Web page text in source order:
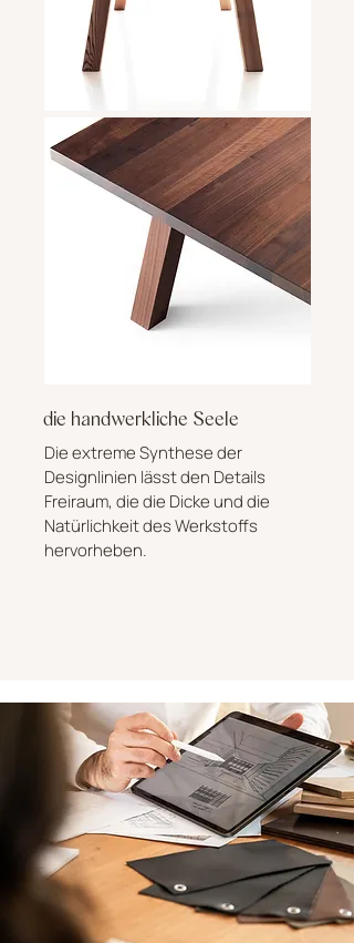
die handwerkliche Seele
Die extreme Synthese der
Designlinien lässt den Details
Freiraum, die die Dicke und die
Natürlichkeit des Werkstoffs
hervorheben.